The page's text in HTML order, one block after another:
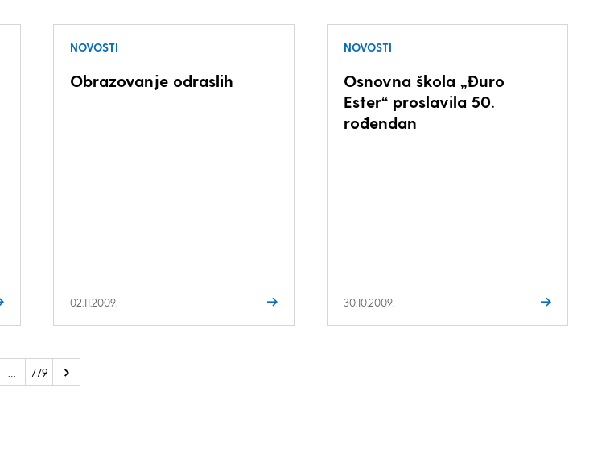
NOVOSTI
Obrazovanje odraslih
02.11.2009.
NOVOSTI
Osnovna škola „Đuro
Ester“ proslavila 50.
rođendan
30.10.2009.
779